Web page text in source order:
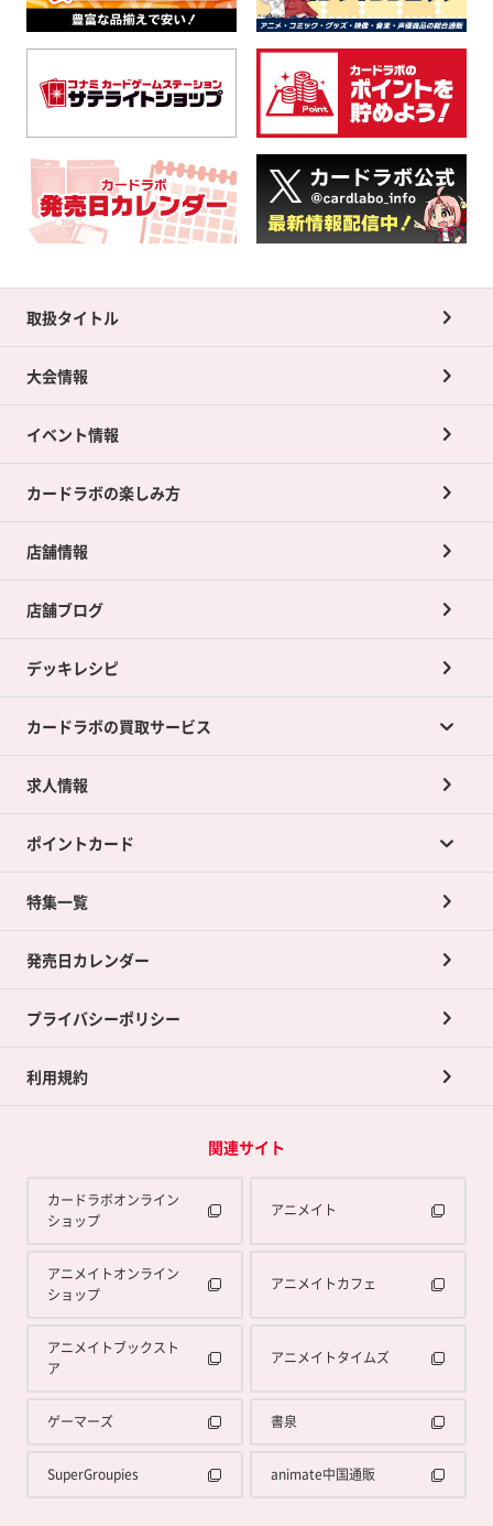
取扱タイトル
大会情報
イベント情報
カードラボの楽しみ方
店舗情報
店舗ブログ
デッキレシピ
カードラボの買取サービス
カードラボの買取サービスTOP
店舗買取について
ネット買取について
買取承諾書について
求人情報
ポイントカード
ポイントカードTOP
ポイント交換景品
特集一覧
発売日カレンダー
プライバシーポリシー
利用規約
関連サイト
カードラボオンライン
ショップ
アニメイト
アニメイトオンライン
ショップ
アニメイトカフェ
アニメイトブックスト
ア
アニメイトタイムズ
ゲーマーズ 書泉
SuperGroupies animate中国通販